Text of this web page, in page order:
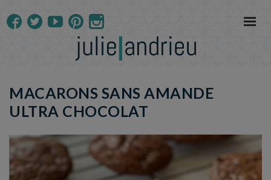
MACARONS SANS AMANDE
ULTRA CHOCOLAT